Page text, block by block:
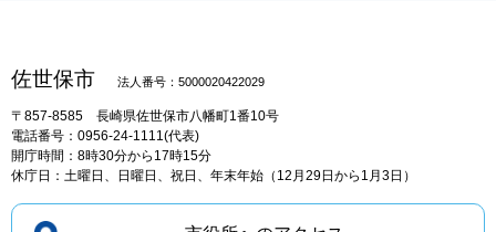
佐世保市 法人番号：5000020422029
〒857-8585 長崎県佐世保市八幡町1番10号
電話番号：0956-24-1111(代表)
開庁時間：8時30分から17時15分
休庁日：土曜日、日曜日、祝日、年末年始（12月29日から1月3日）